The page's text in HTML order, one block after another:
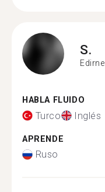
S.
Edirne
HABLA FLUIDO
Turco Inglés
APRENDE
Ruso